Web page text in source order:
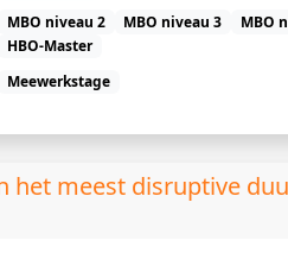
MBO niveau 2
MBO niveau 3 MBO
HBO-Master
Meewerkstage
het meest disruptive